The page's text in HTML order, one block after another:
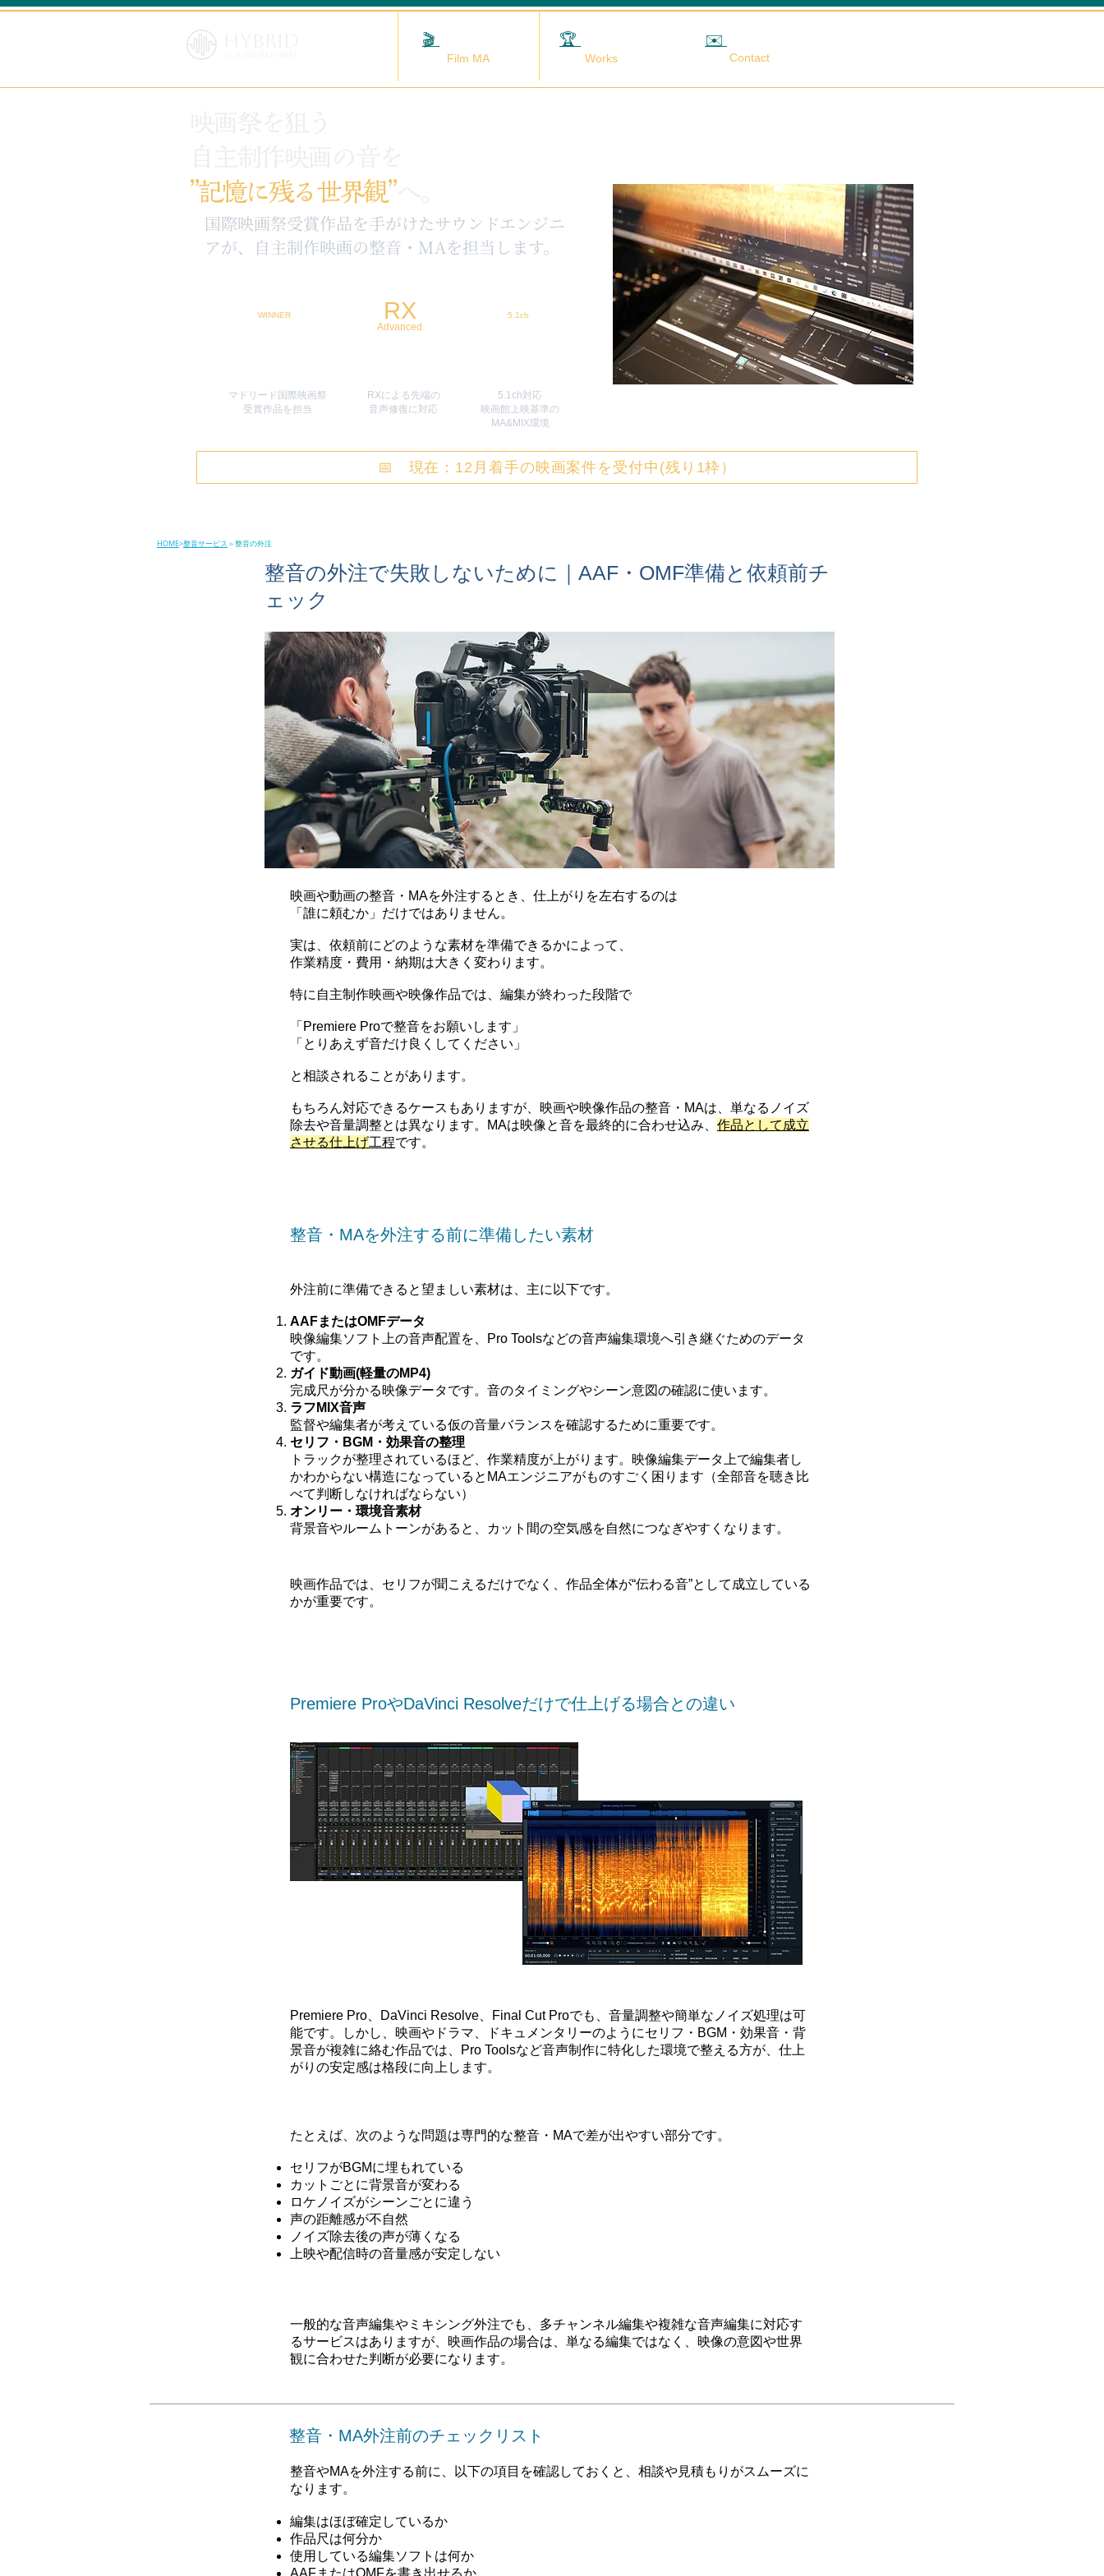
🎬 🏆 ✉️
Contact
Film MA Works
”記憶に残る世界観”へ。
​国際映画祭受賞作品を手がけたサウンドエンジニ
アが、自主制作映画の整音・MAを担当します。
WINNER RX
Advanced
5.1ch
マドリード国際映画祭
​受賞作品を担当
RXによる先端の
​音声修復に対応
5.1ch対応
映画館上映基準の
MA&MIX環境
📅 現在：12月着手の映画案件を受付中(残り1枠）
HOME>整音サービス ＞整音の外注
整音の外注で失敗しないために｜AAF・OMF準備と依頼前チ
ェック
映画や動画の整音・MAを外注するとき、仕上がりを左右するのは
「誰に頼むか」だけではありません。
実は、依頼前にどのような素材を準備できるかによって、
作業精度・費用・納期は大きく変わります。
特に自主制作映画や映像作品では、編集が終わった段階で
「Premiere Proで整音をお願いします」
「とりあえず音だけ良くしてください」
と相談されることがあります。
もちろん対応できるケースもありますが、映画や映像作品の整音・MAは、単なるノイズ
除去や音量調整とは異なります。MAは映像と音を最終的に合わせ込み、 作品として成立
させる仕上げ工程です。
整音・MAを外注する前に準備したい素材
外注前に準備できると望ましい素材は、主に以下です。
AAFまたはOMFデータ
映像編集ソフト上の音声配置を、Pro Toolsなどの音声編集環境へ引き継ぐためのデータ
です。
ガイド動画(軽量のMP4)
完成尺が分かる映像データです。音のタイミングやシーン意図の確認に使います。
ラフMIX音声
監督や編集者が考えている仮の音量バランスを確認するために重要です。
セリフ・BGM・効果音の整理
トラックが整理されているほど、作業精度が上がります。映像編集データ上で編集者し
かわからない構造になっているとMAエンジニアがものすごく困ります（全部音を聴き比
べて判断しなければならない）
オンリー・環境音素材
背景音やルームトーンがあると、カット間の空気感を自然につなぎやすくなります。
映画作品では、セリフが聞こえるだけでなく、作品全体が“伝わる音”として成立している
かが重要です。
Premiere ProやDaVinci Resolveだけで仕上げる場合との違い
Premiere Pro、DaVinci Resolve、Final Cut Proでも、音量調整や簡単なノイズ処理は可
能です。しかし、映画やドラマ、ドキュメンタリーのようにセリフ・BGM・効果音・背
景音が複雑に絡む作品では、Pro Toolsなど音声制作に特化した環境で整える方が、仕上
がりの安定感は格段に向上します。
たとえば、次のような問題は専門的な整音・MAで差が出やすい部分です。
セリフがBGMに埋もれている
カットごとに背景音が変わる
ロケノイズがシーンごとに違う
声の距離感が不自然
ノイズ除去後の声が薄くなる
上映や配信時の音量感が安定しない
一般的な音声編集やミキシング外注でも、多チャンネル編集や複雑な音声編集に対応す
るサービスはありますが、映画作品の場合は、単なる編集ではなく、映像の意図や世界
観に合わせた判断が必要になります。
整音・MA外注前のチェックリスト
整音やMAを外注する前に、以下の項目を確認しておくと、相談や見積もりがスムーズに
なります。
編集はほぼ確定しているか
作品尺は何分か
使用している編集ソフトは何か
AAFまたはOMFを書き出せるか